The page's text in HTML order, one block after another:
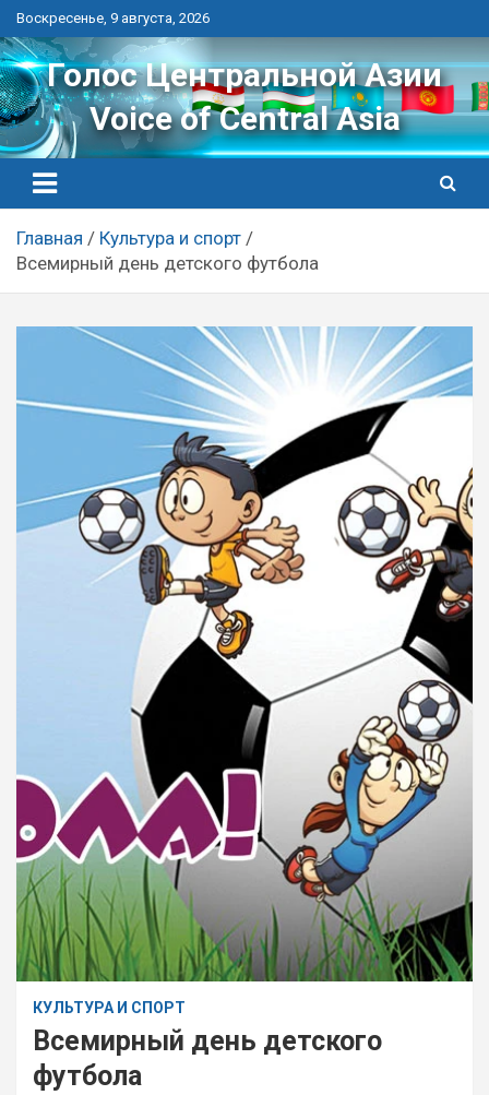
Перейти
к
контенту
Воскресенье, 9 августа, 2026
Голос Центральной Азии
Voice of Central Asia
Главная
Культура и спорт
Всемирный день детского футбола
КУЛЬТУРА И СПОРТ
Всемирный день детского
футбола